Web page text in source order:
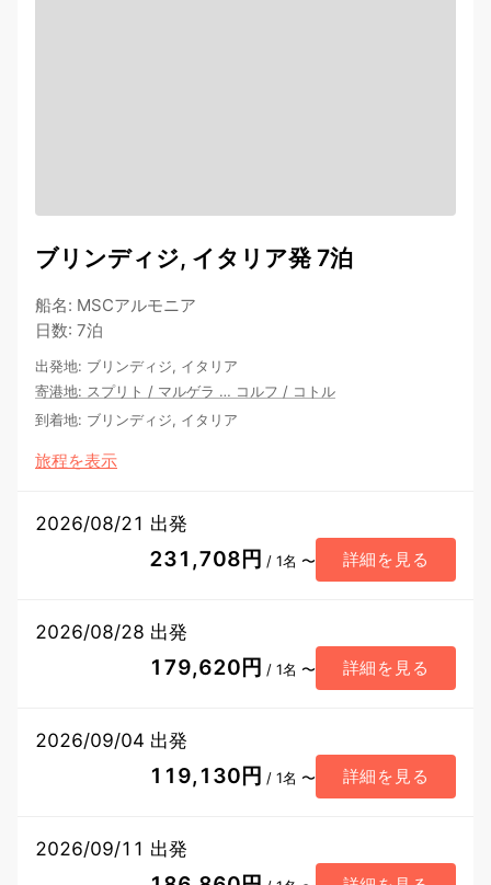
ブリンディジ, イタリア発 7泊
船名: MSCアルモニア
日数: 7泊
出発地: ブリンディジ, イタリア
寄港地: スプリト / マルゲラ … コルフ / コトル
到着地: ブリンディジ, イタリア
旅程を表示
2026/08/21 出発
231,708円 / 1名 〜 詳細を見る
2026/08/28 出発
179,620円 / 1名 〜 詳細を見る
2026/09/04 出発
119,130円 / 1名 〜 詳細を見る
2026/09/11 出発